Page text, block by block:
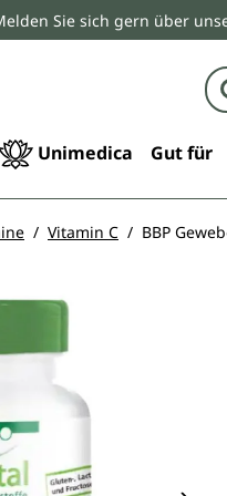
springenSie sich gern über
Unimedica Gut für
Vitamin C BBP